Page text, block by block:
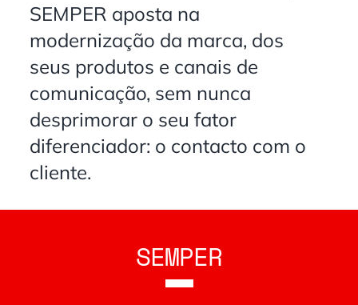
SEMPER aposta na
modernização da marca, dos
seus produtos e canais de
comunicação, sem nunca
desprimorar o seu fator
diferenciador: o contacto com o
cliente.
SEMPER